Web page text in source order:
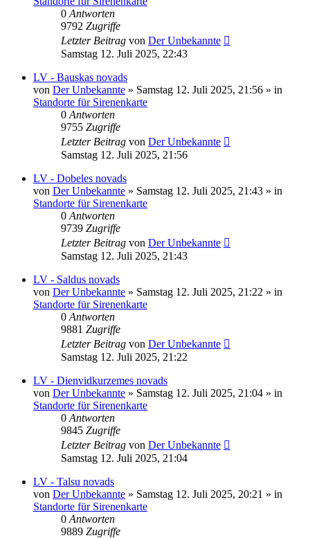
0 Antworten
9792 Zugriffe
Letzter Beitrag von Der Unbekannte
Samstag 12. Juli 2025, 22:43
LV - Bauskas novads
von Der Unbekannte » Samstag 12. Juli 2025, 21:56 » in
Standorte für Sirenenkarte
0 Antworten
9755 Zugriffe
Letzter Beitrag von Der Unbekannte
Samstag 12. Juli 2025, 21:56
LV - Dobeles novads
von Der Unbekannte » Samstag 12. Juli 2025, 21:43 » in
Standorte für Sirenenkarte
0 Antworten
9739 Zugriffe
Letzter Beitrag von Der Unbekannte
Samstag 12. Juli 2025, 21:43
LV - Saldus novads
von Der Unbekannte » Samstag 12. Juli 2025, 21:22 » in
Standorte für Sirenenkarte
0 Antworten
9881 Zugriffe
Letzter Beitrag von Der Unbekannte
Samstag 12. Juli 2025, 21:22
LV - Dienvidkurzemes novads
von Der Unbekannte » Samstag 12. Juli 2025, 21:04 » in
Standorte für Sirenenkarte
0 Antworten
9845 Zugriffe
Letzter Beitrag von Der Unbekannte
Samstag 12. Juli 2025, 21:04
LV - Talsu novads
von Der Unbekannte » Samstag 12. Juli 2025, 20:21 » in
Standorte für Sirenenkarte
0 Antworten
9889 Zugriffe